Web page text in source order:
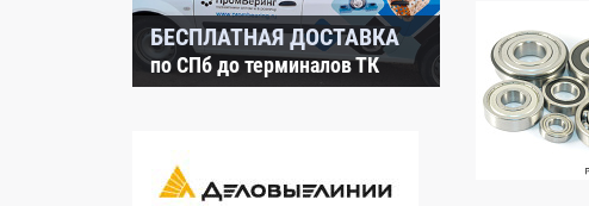
БЕСПЛАТНАЯ ДОСТАВКА
по СПб до терминалов ТК